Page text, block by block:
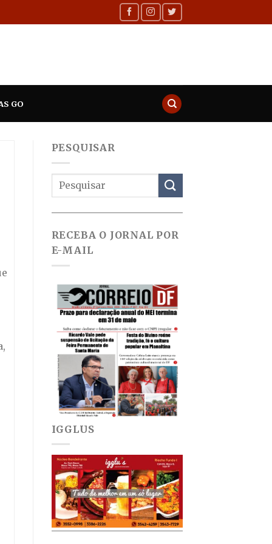
GO
PESQUISAR
RECEBA O JORNAL POR
E-MAIL
IGGLUS